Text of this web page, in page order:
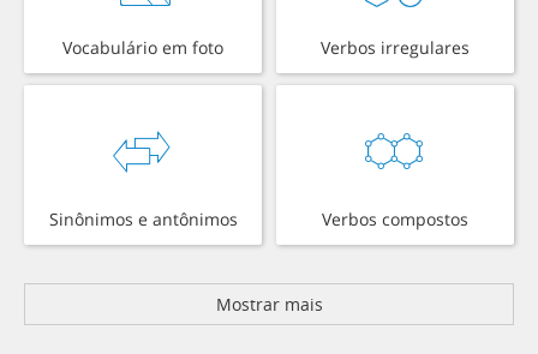
Vocabulário em foto Verbos irregulares
Sinônimos e antônimos Verbos compostos
Mostrar mais